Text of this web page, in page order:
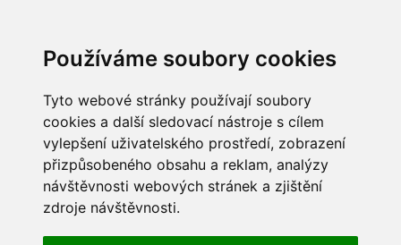
Používáme soubory cookies
Tyto webové stránky používají soubory
cookies a další sledovací nástroje s cílem
vylepšení uživatelského prostředí, zobrazení
přizpůsobeného obsahu a reklam, analýzy
návštěvnosti webových stránek a zjištění
zdroje návštěvnosti.